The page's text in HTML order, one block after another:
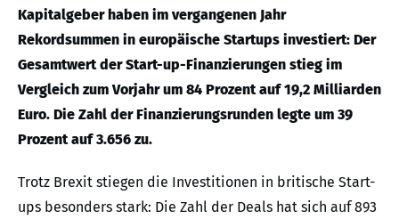
Kapitalgeber haben im vergangenen Jahr
Rekordsummen in europäische Startups investiert: Der
Gesamtwert der Start-up-Finanzierungen stieg im
Vergleich zum Vorjahr um 84 Prozent auf 19,2 Milliarden
Euro. Die Zahl der Finanzierungsrunden legte um 39
Prozent auf 3.656 zu.
Trotz Brexit stiegen die Investitionen in britische Start-
ups besonders stark: Die Zahl der Deals hat sich auf 893